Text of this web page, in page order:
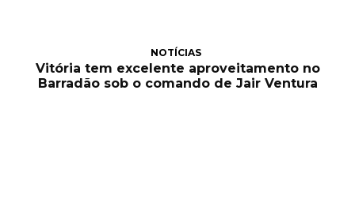
NOTÍCIAS
Vitória tem excelente aproveitamento no
Barradão sob o comando de Jair Ventura